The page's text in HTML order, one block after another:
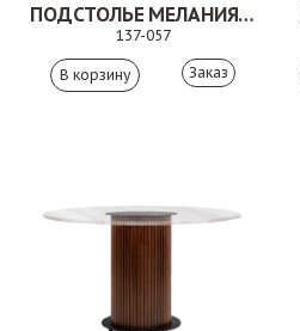
ПОДСТОЛЬЕ МЕЛАНИЯ БАМБУК
137-057
Заказ